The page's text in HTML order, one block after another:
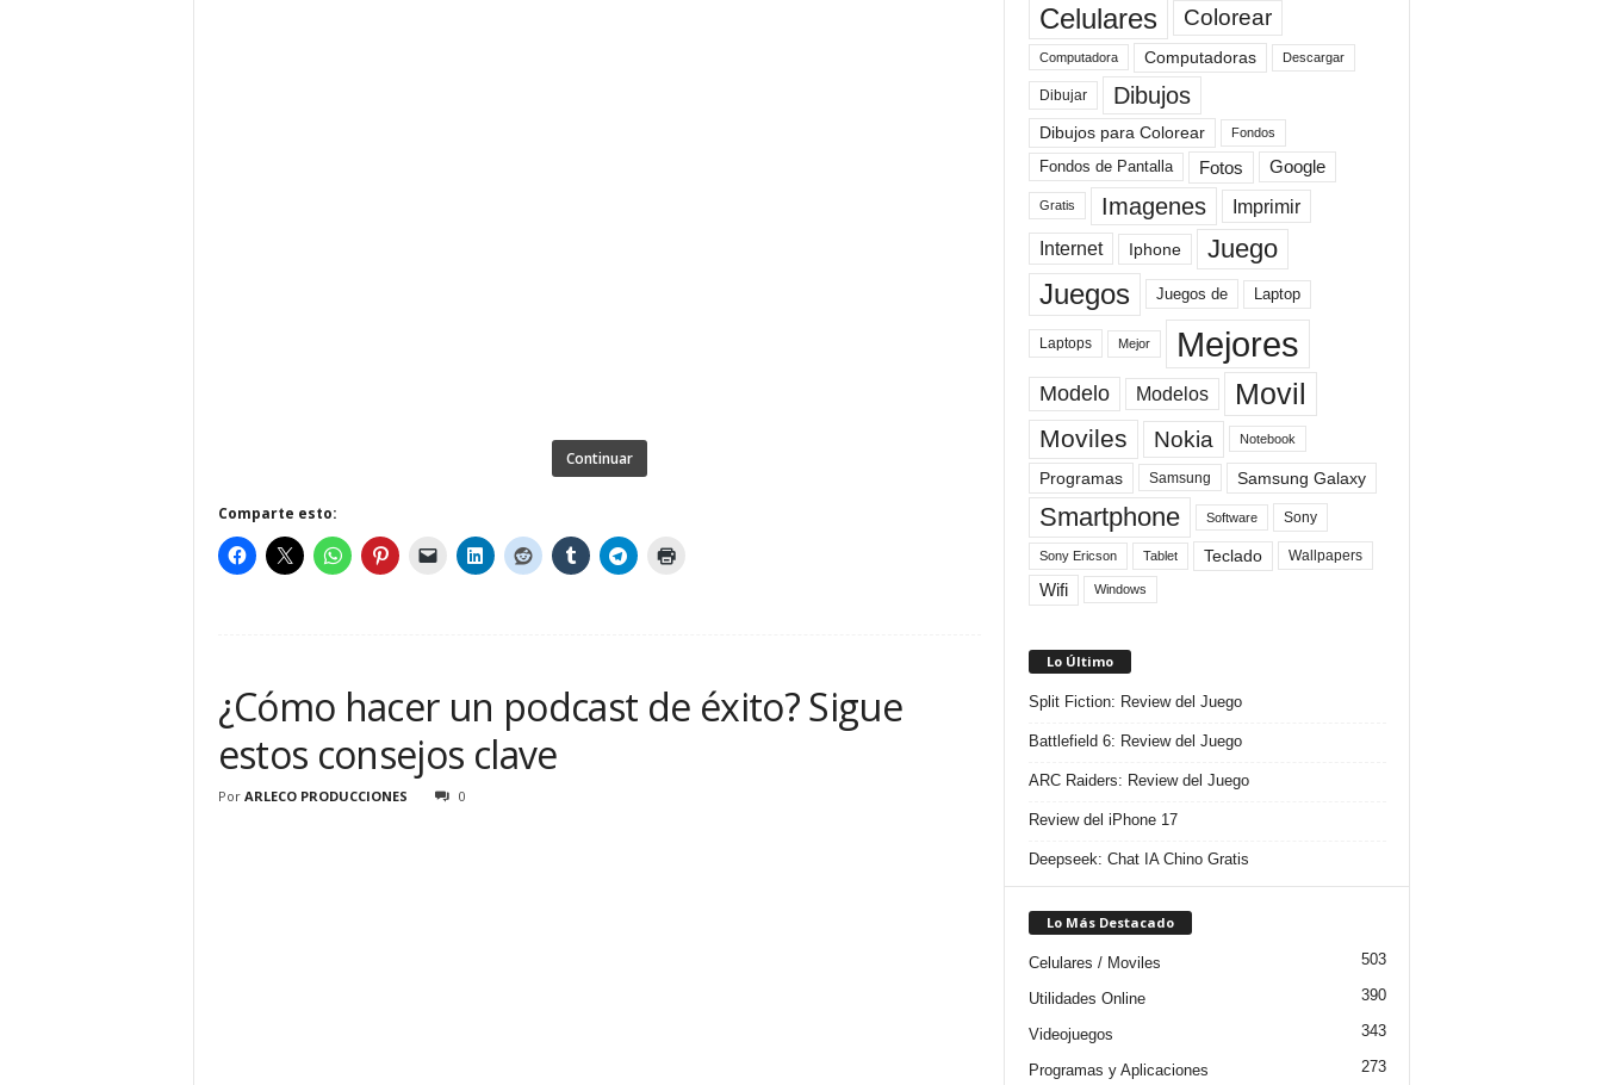
Continuar
Comparte esto:
¿Cómo hacer un podcast de éxito? Sigue
estos consejos clave
Por ARLECO PRODUCCIONES 0
Celulares Colorear
Computadora Computadoras Descargar
Dibujar Dibujos
Dibujos para Colorear Fondos
Fondos de Pantalla Fotos Google
Gratis Imagenes Imprimir
Internet Iphone Juego
Juegos Juegos de Laptop
Laptops Mejor Mejores
Modelo Modelos Movil
Moviles Nokia Notebook
Programas Samsung Samsung Galaxy
Smartphone Software Sony
Sony Ericson Tablet Teclado Wallpapers
Wifi Windows
Lo Último
Split Fiction: Review del Juego
Battlefield 6: Review del Juego
ARC Raiders: Review del Juego
Review del iPhone 17
Deepseek: Chat IA Chino Gratis
Lo Más Destacado
Celulares / Moviles 503
Utilidades Online 390
Videojuegos 343
Programas y Aplicaciones 273